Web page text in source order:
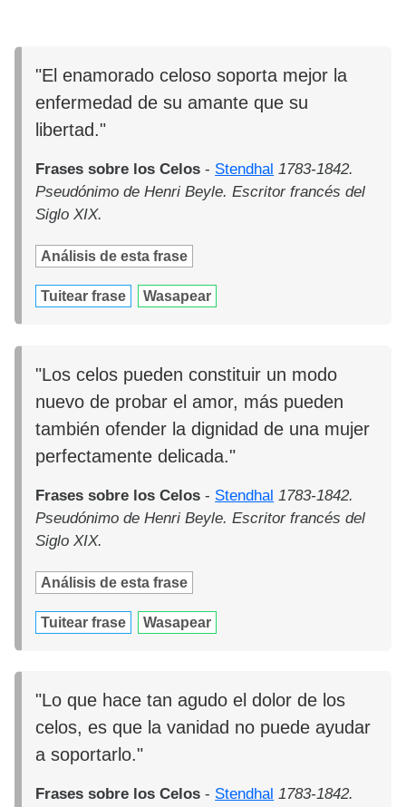
"El enamorado celoso soporta mejor la
enfermedad de su amante que su
libertad."
Frases sobre los Celos - Stendhal 1783-1842.
Pseudónimo de Henri Beyle. Escritor francés del
Siglo XIX.
Análisis de esta frase
Tuitear frase Wasapear
"Los celos pueden constituir un modo
nuevo de probar el amor, más pueden
también ofender la dignidad de una mujer
perfectamente delicada."
Frases sobre los Celos - Stendhal 1783-1842.
Pseudónimo de Henri Beyle. Escritor francés del
Siglo XIX.
Análisis de esta frase
Tuitear frase Wasapear
"Lo que hace tan agudo el dolor de los
celos, es que la vanidad no puede ayudar
a soportarlo."
Frases sobre los Celos - Stendhal 1783-1842.